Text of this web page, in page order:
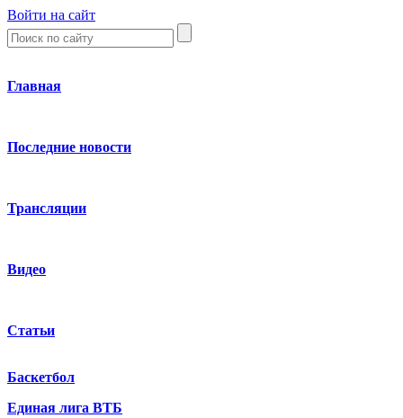
Войти на сайт
Главная
Последние новости
Трансляции
Видео
Статьи
Баскетбол
Единая лига ВТБ